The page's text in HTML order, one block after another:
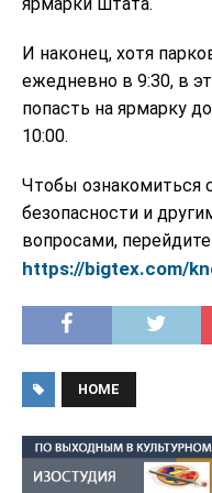
И наконец, хотя
ежедневно в 9:30, в
попасть на ярмарку
10:00.
Чтобы ознакомиться
безопасности и
вопросами,
https://bigtex.com/
HOME